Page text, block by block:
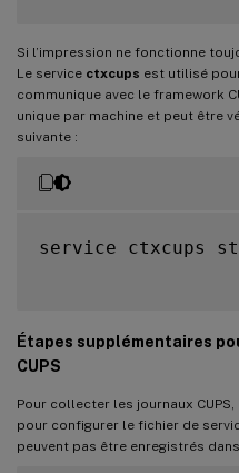
Si l’impression ne fonctionne
Le service ctxcups est utilisé
communique avec le framework
unique par machine et peut être
suivante :
service ctxcups
Étapes supplémentaires
CUPS
Pour collecter les journaux
pour configurer le fichier de
peuvent pas être enregistrés dans